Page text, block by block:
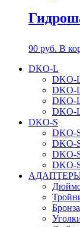
90 руб. В
DKO-L
DKO-
DKO-
DKO-
DKO-
DKO-S
DKO-
DKO-
DKO-
DKO-
Бронза